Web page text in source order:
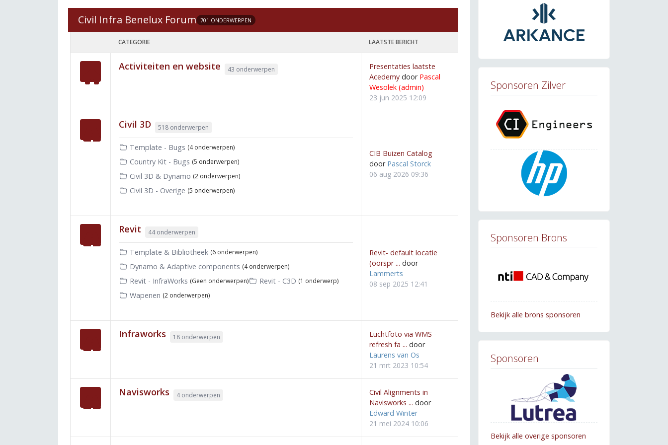
Civil Infra Benelux Forum 701 ONDERWERPEN
CATEGORIE LAATSTE BERICHT
Activiteiten en website 43 onderwerpen
Presentaties laatste
Acedemydoor Pascal
Wesolek (admin)
23 jun 2025 12:09
Civil 3D 518 onderwerpen
Template - Bugs (4 onderwerpen)
Country Kit - Bugs (5 onderwerpen)
Civil 3D & Dynamo (2 onderwerpen)
Civil 3D - Overige (5 onderwerpen)
CIB Buizen Catalog
door Pascal Storck
06 aug 2026 09:36
Revit 44 onderwerpen
Template & Bibliotheek (6 onderwerpen)
Dynamo & Adaptive components (4 onderwerpen)
Revit - InfraWorks (Geen onderwerpen) Revit - C3D (1 onderwerp)
Wapenen (2 onderwerpen)
Revit- default locatie
(oorspr ... door
Lammerts
08 sep 2025 12:41
Infraworks 18 onderwerpen
Luchtfoto via WMS -
refresh fa ... door
Laurens van Os
21 mrt 2023 10:54
Navisworks 4 onderwerpen
Civil Alignments in
Navisworks ... door
Edward Winter
21 mei 2024 10:06
Sponsoren Zilver
Sponsoren Brons
Bekijk alle brons sponsoren
Sponsoren
Bekijk alle overige sponsoren